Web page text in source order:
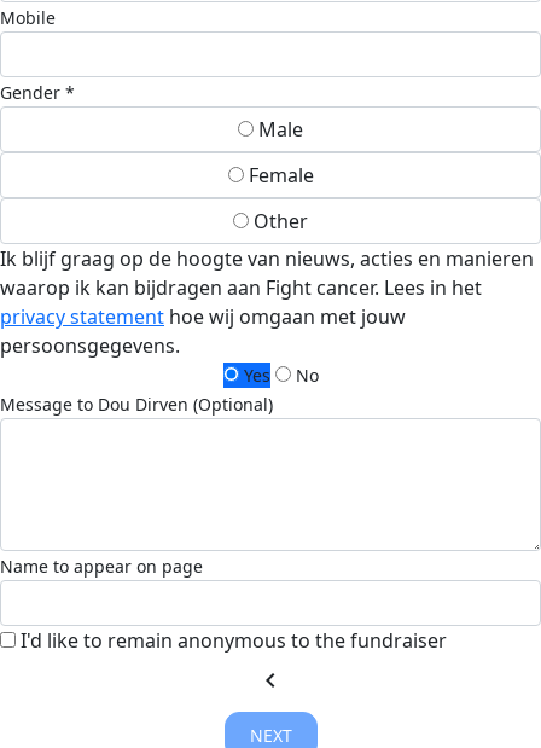
Mobile
Gender *
Male
Female
Other
Ik blijf graag op de hoogte van nieuws, acties en manieren
waarop ik kan bijdragen aan Fight cancer. Lees in het
privacy statement hoe wij omgaan met jouw
persoonsgegevens.
Yes
No
Message to Dou Dirven (Optional)
Name to appear on page
I'd like to remain anonymous to the fundraiser
chevron_left
NEXT